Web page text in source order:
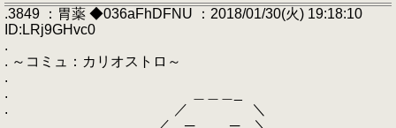
.3849 ：胃薬 ◆036aFhDFNU ：2018/01/30(火) 19:18:10
ID:LRj9GHvc0
.
. ～コミュ：カリオストロ～
.
. ＿＿＿_
. ／ ＼
. ／ ─ ─ ＼